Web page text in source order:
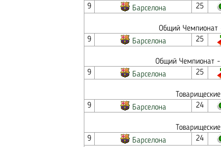
9
Барселона 25
Общий
9
Барселона 25
Общий Чемпионат
9
Барселона 25
9
Барселона 24
9
Барселона 24